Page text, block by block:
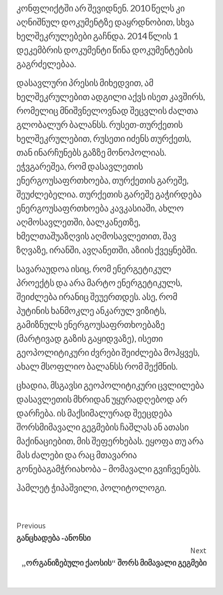
კონფლიქტში არ შევიდნენ. 2010 წელს კი
აღნიშნულ დოკუმენტზე დაყრდნობით, სხვა
ხელშეკრულებები გაჩნდა. 2014 წლის 1
დეკემბრის დოკუმენტი წინა დოკუმენტების
გაგრძელებაა.
დასავლური პრესის მიხედვით, ამ
ხელშეკრულებით ადგილი აქვს ისეთ კავშირს,
რომელიც მნიშვნელოვნად შეცვლის ძალთა
გლობალურ ბალანსს. რუსეთ-თურქეთის
ხელშეკრულებით, რუსეთი იძენს თურქეთს,
თან ინარჩუნებს გაზზე მონოპოლიას.
ეჭვგარეშეა, რომ დასავლეთის
ენერგოუსაფრთხოება, თურქეთის გარეშე,
შეუძლებელია. თურქეთის გარეშე გაჭირდება
ენერგოუსაფრთხოება კავკასიაში, ახლო
აღმოსავლეთში, ბალკანეთზე,
ხმელთაშუაზღვის აღმოსავლეთით, შავ
ზღვაზე, ირანში, ავღანეთში, აზიის ქვეყნებში.
სავარაუდოა ისიც, რომ ენერგეტიკულ
პროექტს და არა მარტო ენერგეტიკულს,
შეიძლება ირანიც შეუერთდეს. ასე, რომ
პუტინის ხანმოკლე ანკარულ ვიზიტს,
გამიზნულს ენერგოუსაფრთხოებაზე
(მარტივად გაზის გაყიდვაზე), ისეთი
გეოპოლიტიკური ძვრები შეიძლება მოჰყვეს,
ახალ მსოფლიო ბალანსს რომ შექმნის.
ცხადია, მსგავსი გეოპოლიტიკური ცვლილება
დასავლეთის მხრიდან უყურადღებოდ არ
დარჩება. ის მაქსიმალურად შეეცდება
შორსმიმავალი გეგმების ჩაშლას ან ათასი
მაქინაციებით, მის შეფერხებას. ეყოფა თუ არა
მას ძალები და რაც მთავარია
გონებაგამჭრიახობა – მომავალი გვიჩვენებს.
ჰამლეტ ჭიპაშვილი, პოლიტოლოგი.
Continue
Reading
Previous
განცხადება -ანონსი
Next
„ორგანიზებული ქაოსის“ შორს მიმავალი გეგმები